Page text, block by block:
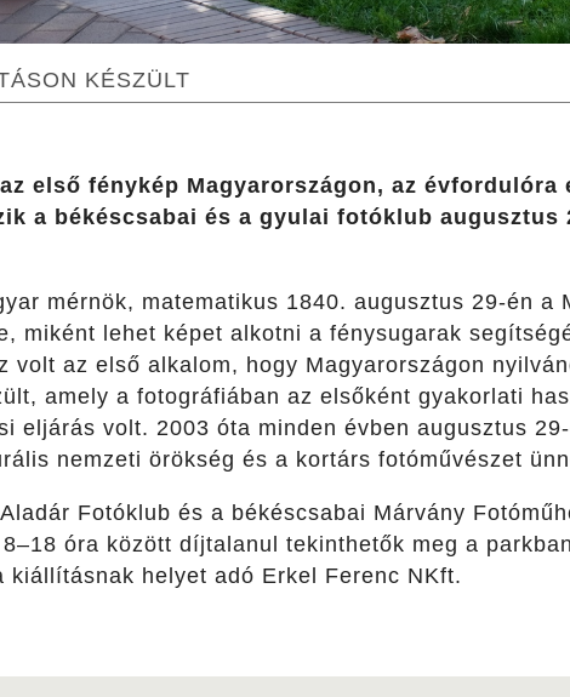
KÉSZÜLT
első fénykép Magyarországon, az évfordulóra
a békéscsabai és a gyulai fotóklub augusztus
mérnök, matematikus 1840. augusztus 29-én a
miként lehet képet alkotni a fénysugarak
volt az első alkalom, hogy Magyarországon
amely a fotográfiában az elsőként gyakorlati
eljárás volt. 2003 óta minden évben augusztus
nemzeti örökség és a kortárs fotóművészet
Fotóklub és a békéscsabai Márvány
óra között díjtalanul tekinthetők meg a
kiállításnak helyet adó Erkel Ferenc NKft.